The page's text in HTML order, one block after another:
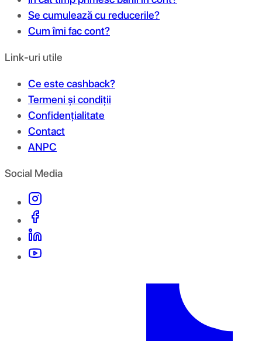
Se cumulează cu reducerile?
Cum îmi fac cont?
Link-uri utile
Ce este cashback?
Termeni și condiții
Confidențialitate
Contact
ANPC
Social Media